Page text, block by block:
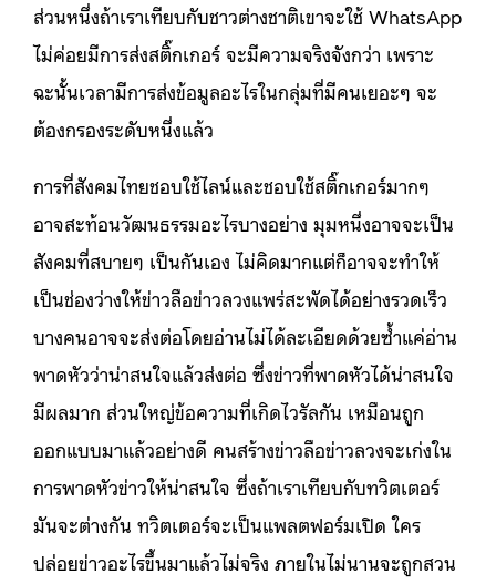
ส่วนหนึ่งถ้าเราเทียบกับชาวต่างชาติเขาจะใช้ WhatsApp
ไม่ค่อยมีการส่งสติ๊กเกอร์ จะมีความจริงจังกว่า เพราะ
ฉะนั้นเวลามีการส่งข้อมูลอะไรในกลุ่มที่มีคนเยอะๆ จะ
ต้องกรองระดับหนึ่งแล้ว
การที่สังคมไทยชอบใช้ไลน์และชอบใช้สติ๊กเกอร์มากๆ
อาจสะท้อนวัฒนธรรมอะไรบางอย่าง มุมหนึ่งอาจจะเป็น
สังคมที่สบายๆ เป็นกันเอง ไม่คิดมากแต่ก็อาจจะทำให้
เป็นช่องว่างให้ข่าวลือข่าวลวงแพร่สะพัดได้อย่างรวดเร็ว
บางคนอาจจะส่งต่อโดยอ่านไม่ได้ละเอียดด้วยซ้ำแค่อ่าน
พาดหัวว่าน่าสนใจแล้วส่งต่อ ซึ่งข่าวที่พาดหัวได้น่าสนใจ
มีผลมาก ส่วนใหญ่ข้อความที่เกิดไวรัลกัน เหมือนถูก
ออกแบบมาแล้วอย่างดี คนสร้างข่าวลือข่าวลวงจะเก่งใน
การพาดหัวข่าวให้น่าสนใจ ซึ่งถ้าเราเทียบกับทวิตเตอร์
มันจะต่างกัน ทวิตเตอร์จะเป็นแพลตฟอร์มเปิด ใคร
ปล่อยข่าวอะไรขึ้นมาแล้วไม่จริง ภายในไม่นานจะถูกสวน